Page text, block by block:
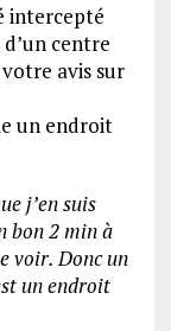
intercepté
centre
avis sur
un endroit
j’en suis
bon 2 min à
voir. Donc un
un endroit